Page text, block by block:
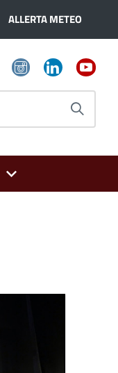
ALLERTA METEO